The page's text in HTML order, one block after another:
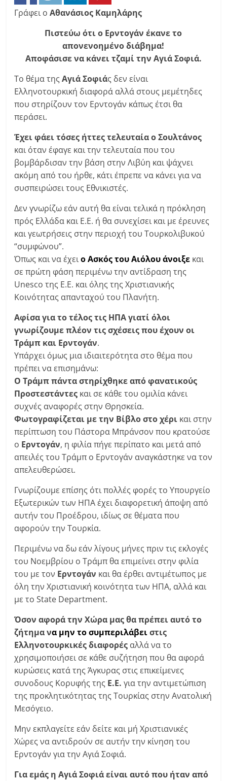
Γράφει οΑθανάσιος Καμηλάρης
Πιστεύω ότι ο Ερντογάν έκανε το
απονενοημένο διάβημα!
Αποφάσισε να κάνει τζαμί την Αγιά Σοφιά.
Το θέμα τηςΑγιά Σοφιάς δεν είναι
Ελληνοτουρκική διαφορά αλλά στους μεμέτηδες
που στηρίζουν τον Ερντογάν κάπως έτσι θα
περάσει.
Έχει φάει τόσες ήττες τελευταία ο Σουλτάνος
και όταν έφαγε και την τελευταία που του
βομβάρδισαν την βάση στην Λιβύη και ψάχνει
ακόμη από του ήρθε, κάτι έπρεπε να κάνει για να
συσπειρώσει τους Εθνικιστές.
Δεν γνωρίζω εάν αυτή θα είναι τελικά η πρόκληση
πρός Ελλάδα και Ε.Ε. ή θα συνεχίσει και με έρευνες
και γεωτρήσεις στην περιοχή του Τουρκολιβυκού
“συμφώνου”.
Όπως και να έχειο Ασκός του Αιόλου άνοιξε και
σε πρώτη φάση περιμένω την αντίδραση της
Unesco της Ε.Ε. και όλης της Χριστιανικής
Κοινότητας απανταχού του Πλανήτη.
Αφίσα για το τέλος τις ΗΠΑ γιατί όλοι
γνωρίζουμε πλέον τις σχέσεις που έχουν οι
Τράμπ και Ερντογάν.
Υπάρχει όμως μια ιδιαιτερότητα στο θέμα που
πρέπει να επισημάνω:
Ο Τράμπ πάντα στηρίχθηκε από φανατικούς
Προστεστάντες και σε κάθε του ομιλία κάνει
συχνές αναφορές στην Θρησκεία.
Φωτογραφίζεται με την Βίβλο στο χέρι και στην
περίπτωση του Πάστορα Μπράνσον που κρατούσε
ο Ερντογάν, η φιλία πήγε περίπατο και μετά από
απειλές του Τράμπ ο Ερντογάν αναγκάστηκε να τον
απελευθερώσει.
Γνωρίζουμε επίσης ότι πολλές φορές το Υπουργείο
Εξωτερικών των ΗΠΑ έχει διαφορετική άποψη από
αυτήν του Προέδρου, ιδίως σε θέματα που
αφορούν την Τουρκία.
Περιμένω να δω εάν λίγους μήνες πριν τις εκλογές
του Νοεμβρίου ο Τράμπ θα επιμείνει στην φιλία
του με τον Ερντογάν και θα έρθει αντιμέτωπος με
όλη την Χριστιανική κοινότητα των ΗΠΑ, αλλά και
με το State Department.
Όσον αφορά την Χώρα μας θα πρέπει αυτό το
ζήτημα να μην το συμπεριλάβειστις
Ελληνοτουρκικές διαφορές αλλά να το
χρησιμοποιήσει σε κάθε συζήτηση που θα αφορά
κυρώσεις κατά της Άγκυρας στις επικείμενες
συνοδους Κορυφής της Ε.Ε. για την αντιμετώπιση
της προκλητικότητας της Τουρκίας στην Ανατολική
Μεσόγειο.
Μην εκπλαγείτε εάν δείτε και μή Χριστιανικές
Χώρες να αντιδρούν σε αυτήν την κίνηση του
Ερντογάν για την Αγιά Σοφιά.
Για εμάς η Αγιά Σοφιά είναι αυτό που ήταν από